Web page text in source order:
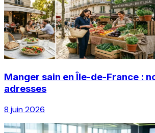
Manger sain en Île-de-France :
adresses
8 juin 2026